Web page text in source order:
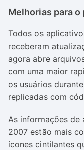
Melhorias para
Todos os
receberam
agora abre
com uma maior
os usuários
replicadas com
As informações de
2007 estão mais
ícones cintilantes